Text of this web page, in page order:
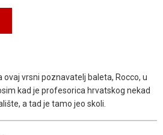
ovaj vrsni poznavatelj baleta, Rocco, u
kad je profesorica hrvatskog nekad
a tad je tamo jeo skoli.